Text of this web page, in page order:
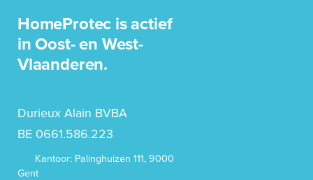
HomeProtec is actief
in Oost- en West-
Vlaanderen.
Durieux Alain BVBA
BE 0661.586.223
Kantoor: Palinghuizen 111, 9000
Gent